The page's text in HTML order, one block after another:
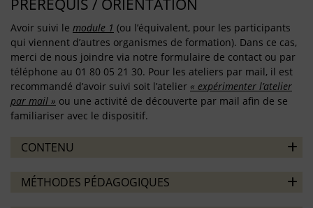
PRÉREQUIS / ORIENTATION
Avoir suivi le module 1 (ou l’équivalent, pour les participants
qui viennent d’autres organismes de formation). Dans ce cas,
merci de nous joindre via notre formulaire de contact ou par
téléphone au 01 80 05 21 30. Pour les ateliers par mail, il est
recommandé d’avoir suivi soit l’atelier « expérimenter l’atelier
par mail » ou une activité de découverte par mail afin de se
familiariser avec le dispositif.
CONTENU
MÉTHODES PÉDAGOGIQUES